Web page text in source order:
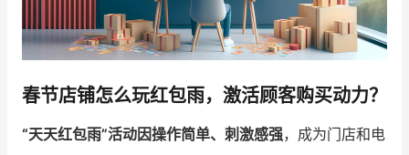
入驻有赞 认证代理商
认证服务商 设计服务商
有赞云 数据通服务
春节店铺怎么玩红包雨，激活顾客购买动力？
“天天红包雨”活动因操作简单、刺激感强，成为门店和电